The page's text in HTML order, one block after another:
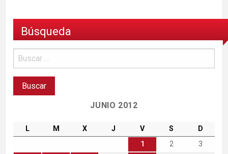
Búsqueda
JUNIO 2012
L M X J V S
D
1
2
3